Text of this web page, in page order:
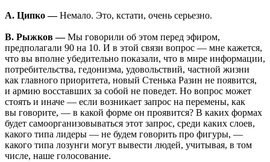
А. Ципко —Немало. Это, кстати, очень серьезно.
В. Рыжков —Мы говорили об этом перед эфиром,
предполагали 90 на 10. И в этой связи вопрос — мне кажется,
что вы вполне убедительно показали, что в мире информации,
потребительства, гедонизма, удовольствий, частной жизни
как главного приоритета, новый Стенька Разин не появится,
и армию восставших за собой не поведет. Но вопрос может
стоять и иначе — если возникает запрос на перемены, как
вы говорите, — в какой форме он проявится? В каких формах
будет самоорганизовываться этот запрос, среди каких слоев,
какого типа лидеры — не будем говорить про фигуры, —
какого типа лозунги могут вывести людей, учитывая, в том
числе, наше голосование.